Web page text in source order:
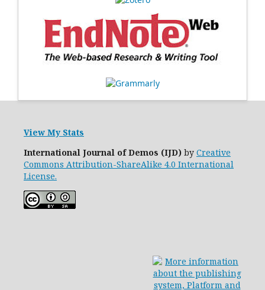
View My Stats
International Journal of Demos (IJD) by Creative
Commons Attribution-ShareAlike 4.0 International
License.